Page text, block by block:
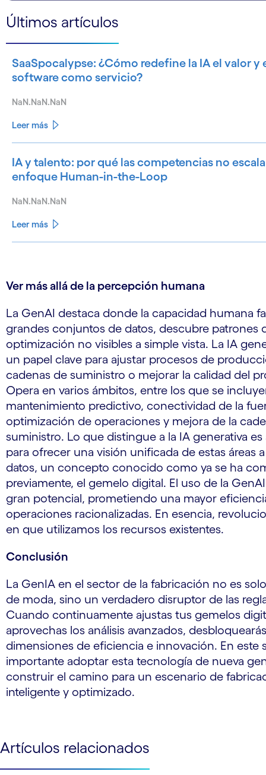
Últimos artículos
SaaSpocalypse: ¿Cómo redefine la IA el valor y
software como servicio?
NaN.NaN.NaN
Leer más
IA y talento: por qué las competencias no
enfoque Human-in-the-Loop
NaN.NaN.NaN
Leer más
Ver más allá de la percepción humana
La GenAI destaca donde la capacidad humana
grandes conjuntos de datos, descubre patrones
optimización no visibles a simple vista. La IA
un papel clave para ajustar procesos de
cadenas de suministro o mejorar la calidad del
Opera en varios ámbitos, entre los que se
mantenimiento predictivo, conectividad de la
optimización de operaciones y mejora de la
suministro. Lo que distingue a la IA generativa
para ofrecer una visión unificada de estas áreas
datos, un concepto conocido como ya se ha
previamente, el gemelo digital. El uso de la
gran potencial, prometiendo una mayor
operaciones racionalizadas. En esencia,
en que utilizamos los recursos existentes.
Conclusión
La GenIA en el sector de la fabricación no es
de moda, sino un verdadero disruptor de las
Cuando continuamente ajustas tus gemelos
aprovechas los análisis avanzados,
dimensiones de eficiencia e innovación. En este
importante adoptar esta tecnología de nueva
construir el camino para un escenario de
inteligente y optimizado.
Artículos relacionados